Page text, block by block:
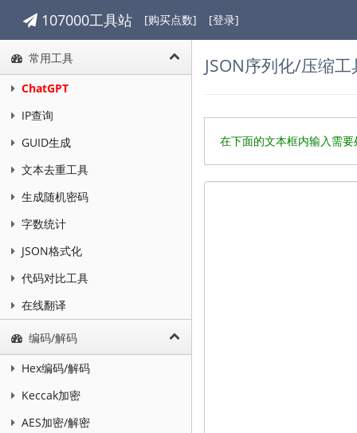
107000工具站 [登录]
[购买点数]
常用工具
ChatGPT
IP查询
GUID生成
文本去重工具
生成随机密码
字数统计
JSON格式化
代码对比工具
在线翻译
编码/解码
Hex编码/解码
Keccak加密
AES加密/解密
JSON序列化/压缩工
在下面的文本框内输入需